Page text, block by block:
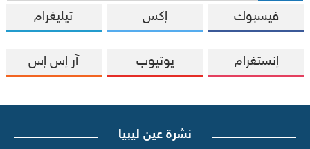
فيسبوك إكس تيليغرام
إنستغرام يوتيوب آر إس إس
نشرة عين ليبيا